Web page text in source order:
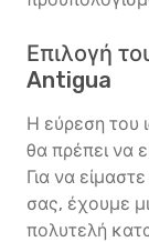
Επιλογή
Antigua
Η εύρεση του
θα πρέπει να
Για να
σας, έχουμε
πολυτελή